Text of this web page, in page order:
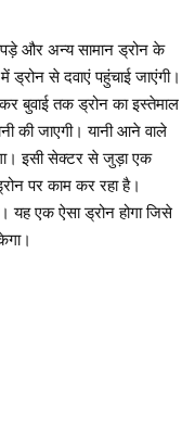
और अन्य सामान ड्रोन के
से दवाएं पहुंचाई जाएंगी।
बुवाई तक ड्रोन का इस्तेमाल
की जाएगी। यानी आने वाले
इसी सेक्टर से जुड़ा एक
पर काम कर रहा है।
एक ऐसा ड्रोन होगा जिसे